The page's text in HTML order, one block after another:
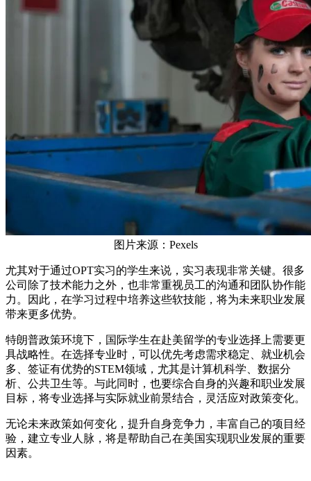
图片来源：Pexels
尤其对于通过OPT实习的学生来说，实习表现非常关键。很多
公司除了技术能力之外，也非常重视员工的沟通和团队协作能
力。因此，在学习过程中培养这些软技能，将为未来职业发展
带来更多优势。
特朗普政策环境下，国际学生在赴美留学的专业选择上需要更
具战略性。在选择专业时，可以优先考虑需求稳定、就业机会
多、签证有优势的STEM领域，尤其是计算机科学、数据分
析、公共卫生等。与此同时，也要综合自身的兴趣和职业发展
目标，将专业选择与实际就业前景结合，灵活应对政策变化。
无论未来政策如何变化，提升自身竞争力，丰富自己的项目经
验，建立专业人脉，将是帮助自己在美国实现职业发展的重要
因素。